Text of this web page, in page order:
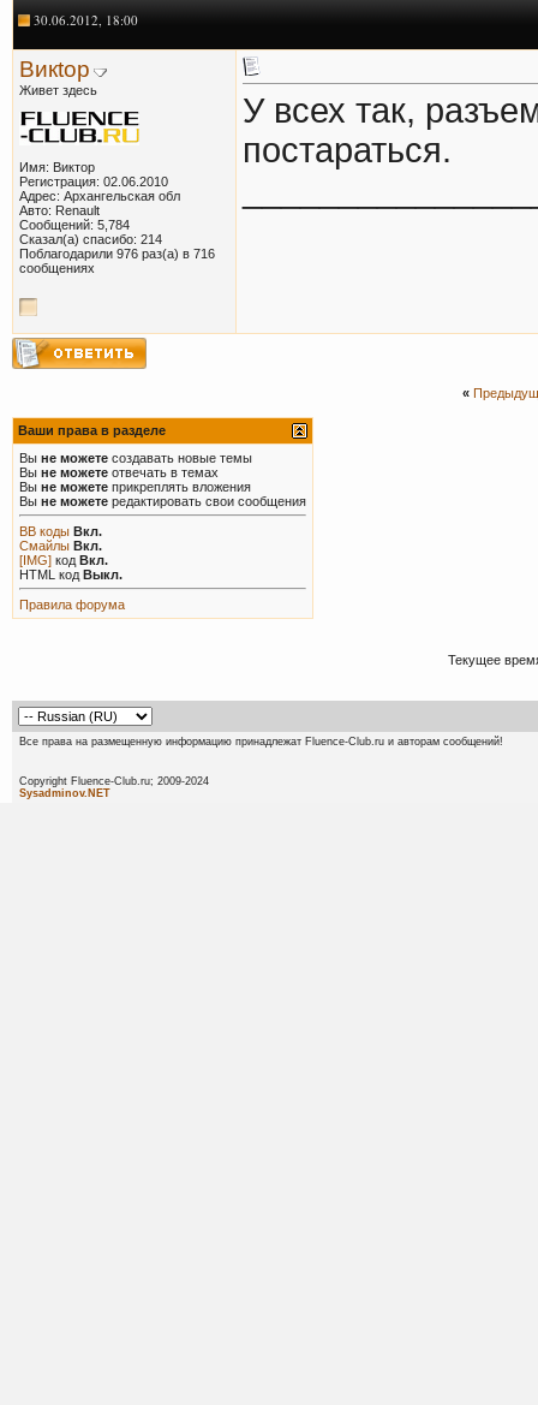
30.06.2012, 18:00
Викtор
Живет здесь
Имя: Виктор
Регистрация: 02.06.2010
Адрес: Архангельская обл
Авто: Renault
Сообщений: 5,784
Сказал(а) спасибо: 214
Поблагодарили 976 раз(а) в 716
сообщениях
У всех так,
постараться.
«
Ваши права в разделе
Вы не можете создавать новые темы
Вы не можете отвечать в темах
Вы не можете прикреплять вложения
Вы не можете редактировать свои сообщения
BB коды Вкл.
Смайлы Вкл.
[IMG] код Вкл.
HTML код Выкл.
Правила форума
Текущее
Все права на размещенную информацию принадлежат Fluence-Club.ru и авторам сообщений!
Copyright Fluence-Club.ru;
Sysadminov.NET